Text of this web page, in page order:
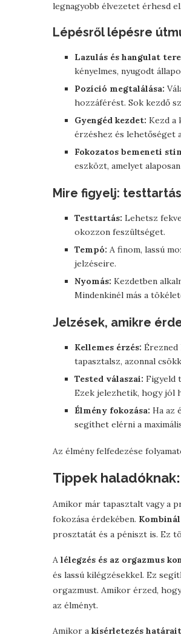
legnagyobb élvezetet érhesd el.
Lépésről lépésre
Lazulás és hangulat
kényelmes, nyugodt
Pozíció megtalálása:
hozzáférést. Sok kezdő
Gyengéd kezdet: Kezd a
érzéshez és lehetőséget
Fokozatos bemeneti
eszközt, amelyet
Mire figyelj:
Testtartás: Lehetsz
okozzon feszültséget.
Tempó: A finom, lassú
jelzéseire.
Nyomás: Kezdetben
Mindenkinél más a
Jelzések, amikre
Kellemes érzés: Érezned
tapasztalsz, azonnal
Tested válaszai: Figyeld
Ezek jelezhetik, hogy jól
Élmény fokozása: Ha az
segíthet elérni a
Az élmény felfedezése
Tippek
Amikor már tapasztalt vagy a
fokozása érdekében.
prosztatát és a péniszt is. Ez
A lélegzés és az orgazmus
és lassú kilégzésekkel. Ez
orgazmust. Amikor érzed,
az élményt.
Amikor a kísérletezés határait